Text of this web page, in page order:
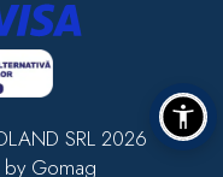
SRL 2026
by Gomag